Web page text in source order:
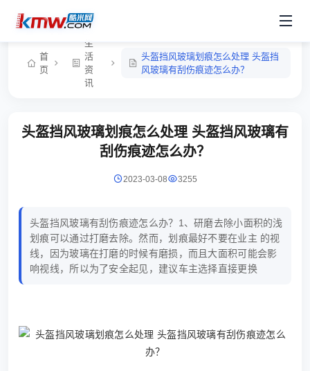
首
页
生
活
资
讯
头盔挡风玻璃划痕怎么处理 头盔挡
风玻璃有刮伤痕迹怎么办？
头盔挡风玻璃划痕怎么处理 头盔挡风玻璃有
刮伤痕迹怎么办？
2023-03-08 3255
头盔挡风玻璃有刮伤痕迹怎么办？1、研磨去除小面积的浅
划痕可以通过打磨去除。然而，划痕最好不要在业主 的视
线，因为玻璃在打磨的时候有磨损，而且大面积可能会影
响视线，所以为了安全起见，建议车主选择直接更换